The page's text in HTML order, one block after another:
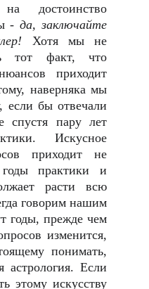
достоинство
-да, заключайте
Хотя мы не
тот факт, что
приходит
наверняка мы
если бы отвечали
спустя пару лет
Искусное
приходит не
практики и
расти всю
говорим нашим
годы, прежде чем
изменится,
понимать,
астрология. Если
этому искусству